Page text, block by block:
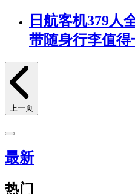
日航客机379人
带随身行李值得
上一页
最新
热门